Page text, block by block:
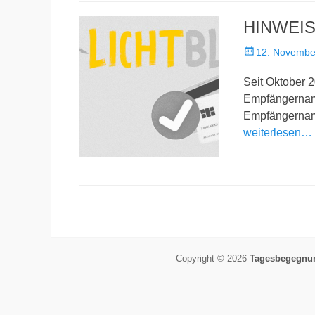
Veröffentlicht
12.
Seit Oktober
weiterlesen…
Copyright © 2026